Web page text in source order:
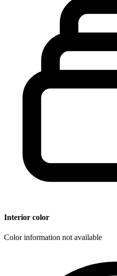
Interior color
Color information not available